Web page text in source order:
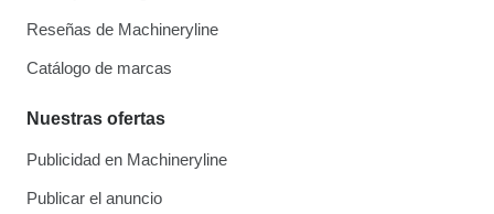
Reseñas de Machineryline
Catálogo de marcas
Nuestras ofertas
Publicidad en Machineryline
Publicar el anuncio